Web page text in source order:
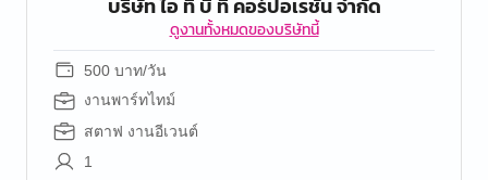
บริษัท ไอ ที บี ที คอร์ปอเรชั่น จำกัด
ดูงานทั้งหมดของบริษัทนี้
500 บาท/วัน
งานพาร์ทไทม์
สตาฟ งานอีเวนต์
1